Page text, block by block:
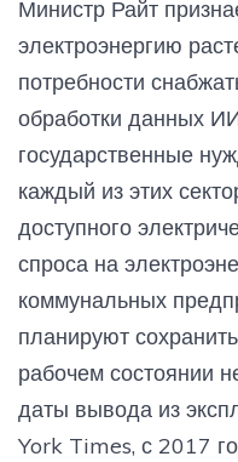
Министр Райт
электроэнергию
потребности
обработки данных
государственные
каждый из этих
доступного
спроса на
коммунальных
планируют
рабочем состоянии
даты вывода из
York Times, с 2017